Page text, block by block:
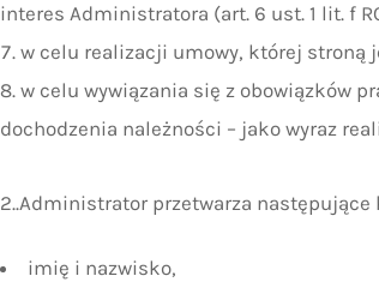
interes Administratora (art. 6 ust. 1 lit. f
w celu realizacji umowy, której stroną
w celu wywiązania się z obowiązków
dochodzenia należności – jako wyraz
2..Administrator przetwarza
imię i nazwisko,